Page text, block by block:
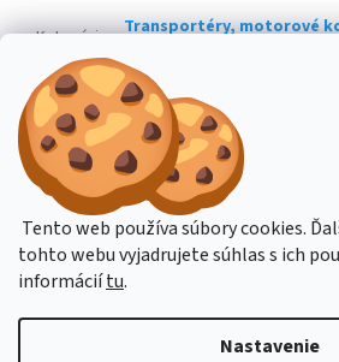
Tento web používa súbory cookies.
tohto webu vyjadrujete súhlas s ich
informáciítu.
Nastavenie
Kategória: Transportéry, motorové
Hmotnosť
275 kg
EAN : 4047424004784
Stavba stroje CZ